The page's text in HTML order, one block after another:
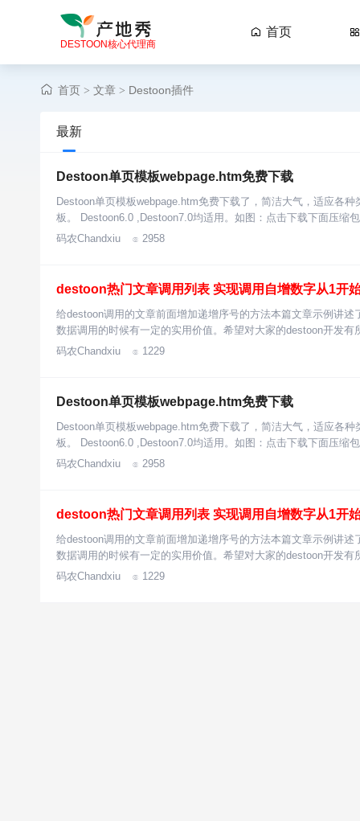
DESTOON核心代理商
 首页 
首页 > 文章 > Destoon插件
最新
Destoon单页模板webpage.htm免费下载
Destoon单页模板webpage.htm免费下载了，简洁大气，适应各
板。 Destoon6.0 ,Destoon7.0均适用。如图：点击下载下面压缩
码农Chandxiu
 2958
destoon热门文章调用列表 实现调用自增数字从1开
给destoon调用的文章前面增加递增序号的方法本篇文章示例讲
数据调用的时候有一定的实用价值。希望对大家的destoon开发
码农Chandxiu
 1229
Destoon单页模板webpage.htm免费下载
Destoon单页模板webpage.htm免费下载了，简洁大气，适应各
板。 Destoon6.0 ,Destoon7.0均适用。如图：点击下载下面压缩
码农Chandxiu
 2958
destoon热门文章调用列表 实现调用自增数字从1开
给destoon调用的文章前面增加递增序号的方法本篇文章示例讲
数据调用的时候有一定的实用价值。希望对大家的destoon开发
码农Chandxiu
 1229